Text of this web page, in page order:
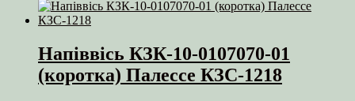
Напіввісь КЗК-10-0107070-01
(коротка) Палессе КЗС-1218